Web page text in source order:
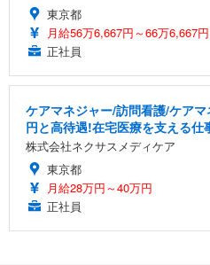
東京都
月給56万6,667円～66万6,667円
正社員
ケアマネジャー/訪問看護/ケア
円と高待遇!在宅医療を支える仕
株式会社ネクサスメディケア
東京都
月給28万円～40万円
正社員